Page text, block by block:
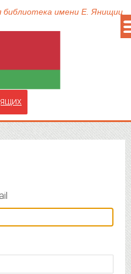
библиотека имени Е. Янищиц